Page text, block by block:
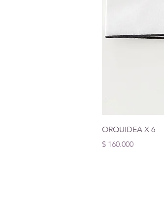
ORQUIDEA X 6
Precio
$ 160.000